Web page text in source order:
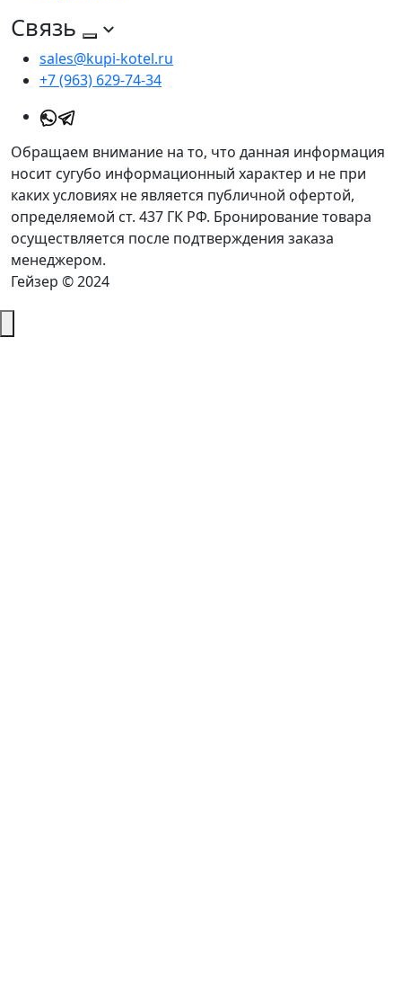
Связь
sales@kupi-kotel.ru
+7 (963) 629-74-34
Обращаем внимание на то, что данная информация
носит сугубо информационный характер и не при
каких условиях не является публичной офертой,
определяемой ст. 437 ГК РФ. Бронирование товара
осуществляется после подтверждения заказа
менеджером.
Гейзер © 2024